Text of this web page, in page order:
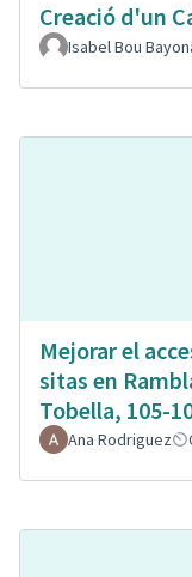
Creació d'un
Isabel Bou
Mejorar el
sitas en
Tobella, 105-
Ana Rodriguez